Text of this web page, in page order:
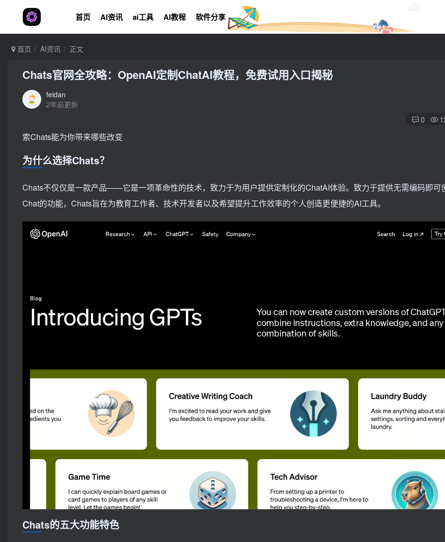
首页 AI资讯 ai工具 AI教程 软件分享
首页 AI资讯 正文
Chats官网全攻略：OpenAI定制ChatAI教程，免费试用入口揭秘
feidan
2年前更新
0
索Chats能为你带来哪些改变
为什么选择Chats？
Chats不仅仅是一款产品——它是一项革命性的技术，致力于为用户提供定制化的ChatAI体验。致力于提供无需编码即可
Chat的功能，Chats旨在为教育工作者、技术开发者以及希望提升工作效率的个人创造更便捷的AI工具。
Chats的五大功能特色